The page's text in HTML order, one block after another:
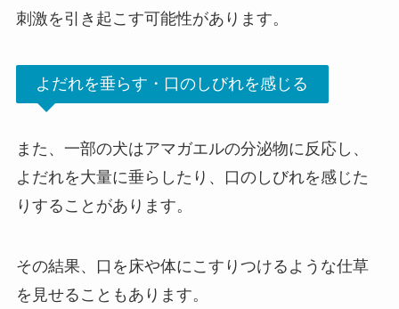
刺激を引き起こす可能性があります。
よだれを垂らす・口のしびれを感じる
また、一部の犬はアマガエルの分泌物に反応し、
よだれを大量に垂らしたり、口のしびれを感じた
りすることがあります。
その結果、口を床や体にこすりつけるような仕草
を見せることもあります。